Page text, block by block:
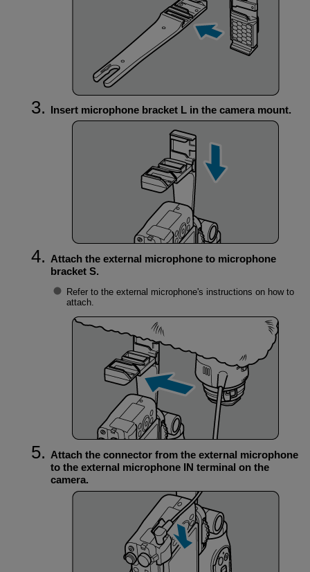
Insert microphone bracket L in the camera mount.
Attach the external microphone to microphone
bracket S.
Refer to the external microphone's instructions on how to
attach.
Attach the connector from the external microphone
to the external microphone IN terminal on the
camera.